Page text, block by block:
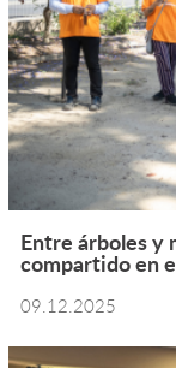
Entre árboles y
compartido en
09.12.2025